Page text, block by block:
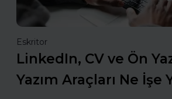
Eskritor
LinkedIn, CV ve Ön
Yazım Araçları Ne İşe